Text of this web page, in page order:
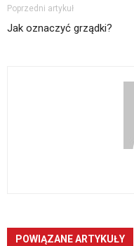
Poprzedni artykuł
Jak oznaczyć grządki?
POWIĄZANE ARTYKUŁY